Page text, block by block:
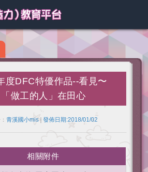
度DFC特優作品--看見〜
「做工的人」在田心
青溪國小mis |發佈日期:2018/01/02
相關附件